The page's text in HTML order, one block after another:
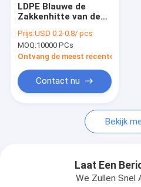
Nieuws
Verzoek om een Citaat
Poly Plastic Zak
medische afvalzakken
LDPE Blauwe de
Zakkenhitte van de
Plastic Gift -
verbinding voor
Verjaardag
Prijs:USD 0.2-0.8/ pcs
MOQ:10000 PCs
Ontvang de meest recente Prijs
Contact nu
Bekijk
Laat Een
We Zullen Snel